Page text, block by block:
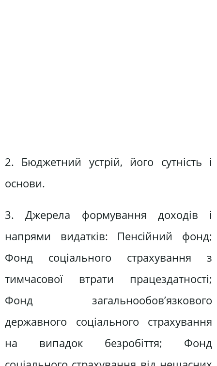
2. Бюджетний устрій, його сутність і
основи.
3. Джерела формування доходів і
напрями видатків: Пенсійний фонд;
Фонд соціального страхування з
тимчасової втрати працездатності;
Фонд загальнообов’язкового
державного соціального страхування
на випадок безробіття; Фонд